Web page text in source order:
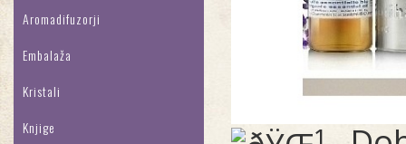
Aromadifuzorji
Embalaža
Kristali
Knjige